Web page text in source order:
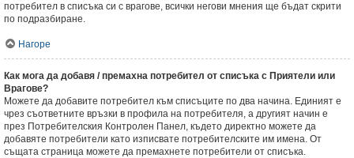
потребител в списъка си с врагове, всички негови мнения ще бъдат скрити
по подразбиране.
Нагоре
Как мога да добавя / премахна потребител от списъка с Приятели или
Врагове?
Можете да добавите потребител към списъците по два начина. Единият е
чрез съответните връзки в профила на потребителя, а другият начин е
през Потребителския Контролен Панел, където директно можете да
добавяте потребители като изписвате потребителските им имена. От
същата страница можете да премахнете потребители от списъка.